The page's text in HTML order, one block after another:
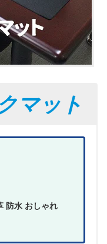
マット
防水 おしゃれ